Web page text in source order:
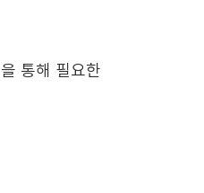
통해 필요한